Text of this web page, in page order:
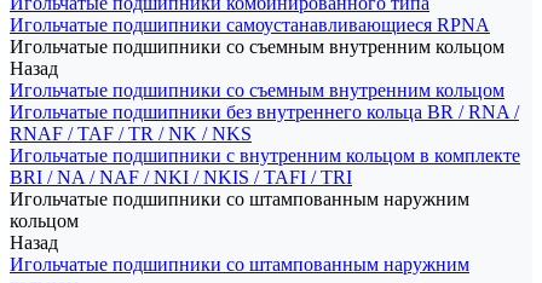
Игольчатые подшипники самоустанавливающиеся RPNA
Игольчатые подшипники со съемным внутренним кольцом
Назад
Игольчатые подшипники со съемным внутренним кольцом
Игольчатые подшипники без внутреннего кольца BR / RNA /
RNAF / TAF / TR / NK / NKS
Игольчатые подшипники с внутренним кольцом в комплекте
BRI / NA / NAF / NKI / NKIS / TAFI / TRI
Игольчатые подшипники со штампованным наружним
кольцом
Назад
Игольчатые подшипники со штампованным наружним